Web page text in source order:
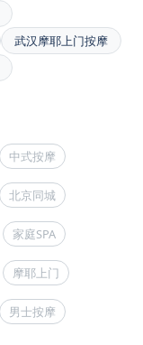
武汉摩耶上门按摩
中式按摩
北京同城
家庭SPA
摩耶上门
男士按摩